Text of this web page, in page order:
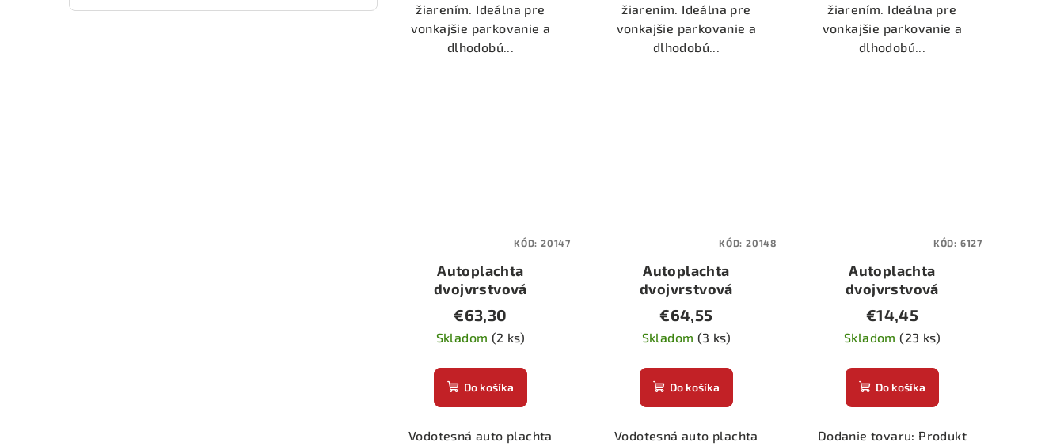
žiarením. Ideálna pre
vonkajšie parkovanie a
dlhodobú...
žiarením. Ideálna pre
vonkajšie parkovanie a
dlhodobú...
žiarením. Ideálna pre
vonkajšie parkovanie a
dlhodobú...
Autoplachta
dvojvrstvová
Acqua-Tech Gran-
Pree AG-7
€63,30
Skladom (2 ks)
Do košíka
Vodotesná auto plachta
KÓD: 20147
Autoplachta
dvojvrstvová
Acqua-Tech Gran-
Pree AG-8
€64,55
Skladom (3 ks)
Do košíka
Vodotesná auto plachta
KÓD: 20148
Autoplachta
dvojvrstvová
klobúčik L
€14,45
Skladom(23 ks)
Do košíka
Dodanie tovaru: Produkt
KÓD: 6127